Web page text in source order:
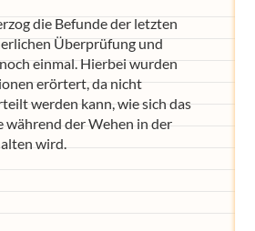
die Befunde der letzten
Überprüfung und
einmal. Hierbei wurden
erörtert, da nicht
werden kann, wie sich das
während der Wehen in der
wird.